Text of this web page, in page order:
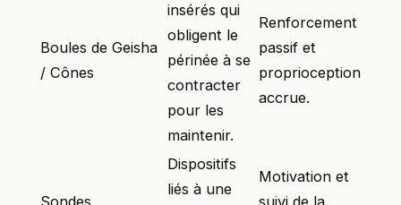
Boules de Geisha
/ Cônes
insérés qui
obligent le
périnée à se
contracter
pour les
maintenir.
Renforcement
passif et
proprioception
accrue.
Dispositifs
liés à une
Motivation et